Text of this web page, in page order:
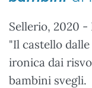
Sellerio, 2020
"Il castello
ironica dai
bambini svegli.